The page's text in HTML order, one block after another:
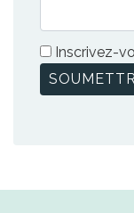
Inscrivez-